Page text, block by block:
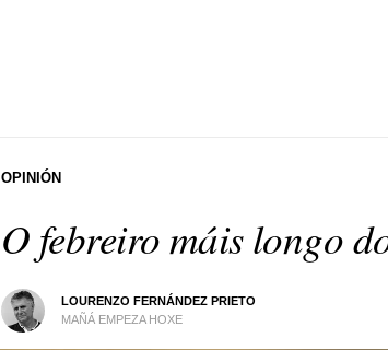
O febreiro máis longo
LOURENZO FERNÁNDEZ PRIETO
MAÑÁ EMPEZA HOXE
OPINIÓN